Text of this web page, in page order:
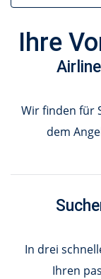
Ihre
Wir finden für
dem
In drei
Ihren